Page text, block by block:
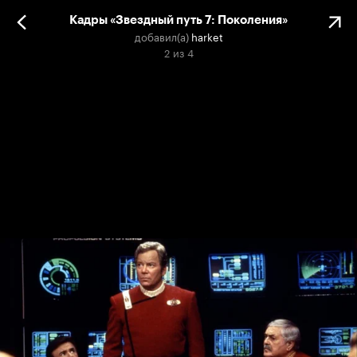
Кадры «Звездный путь 7: Поколения»
добавил(а) harket
2 из 4